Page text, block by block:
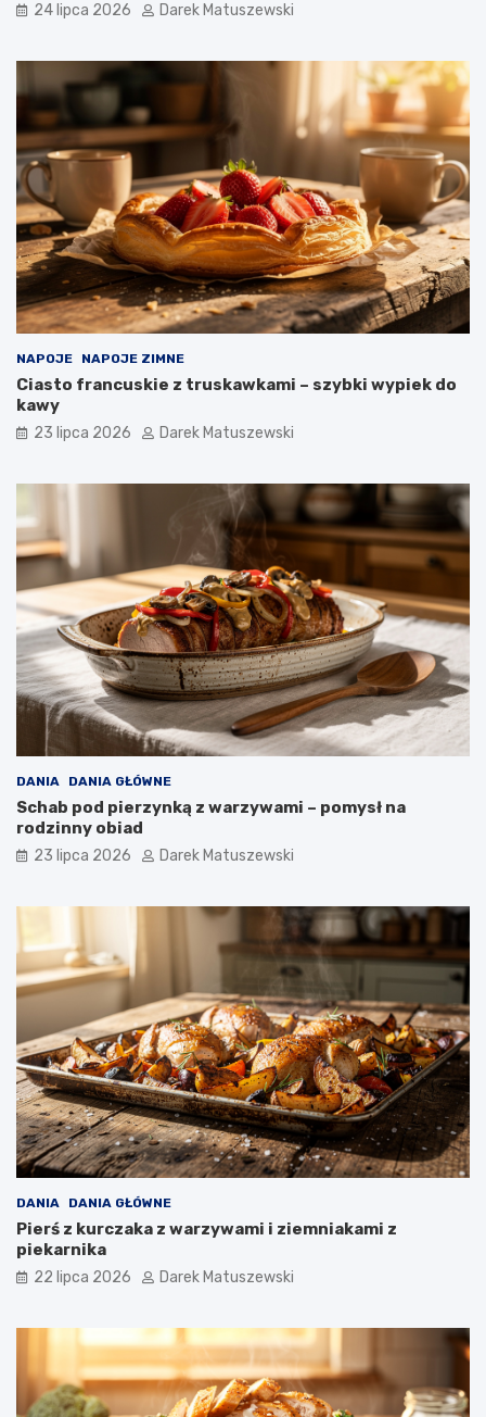
24 lipca 2026 Darek Matuszewski
NAPOJE NAPOJE ZIMNE
Ciasto francuskie z truskawkami – szybki wypiek do
kawy
23 lipca 2026 Darek Matuszewski
DANIA DANIA GŁÓWNE
Schab pod pierzynką z warzywami – pomysł na
rodzinny obiad
23 lipca 2026 Darek Matuszewski
DANIA DANIA GŁÓWNE
Pierś z kurczaka z warzywami i ziemniakami z
piekarnika
22 lipca 2026 Darek Matuszewski